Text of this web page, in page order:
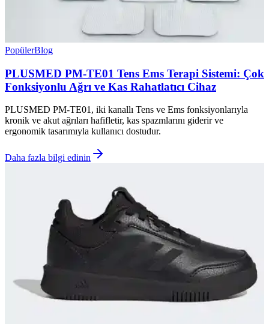
PopülerBlog
PLUSMED PM-TE01 Tens Ems Terapi Sistemi: Çok
Fonksiyonlu Ağrı ve Kas Rahatlatıcı Cihaz
PLUSMED PM-TE01, iki kanallı Tens ve Ems fonksiyonlarıyla
kronik ve akut ağrıları hafifletir, kas spazmlarını giderir ve
ergonomik tasarımıyla kullanıcı dostudur.
Daha fazla bilgi edinin